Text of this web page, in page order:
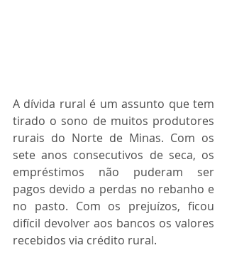
A dívida rural é um assunto que tem
tirado o sono de muitos produtores
rurais do Norte de Minas. Com os
sete anos consecutivos de seca, os
empréstimos não puderam ser
pagos devido a perdas no rebanho e
no pasto. Com os prejuízos, ficou
difícil devolver aos bancos os valores
recebidos via crédito rural.